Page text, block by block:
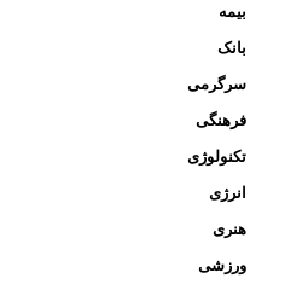
بیمه
بانک
سرگرمی
فرهنگی
تکنولوژی
انرژی
هنری
ورزشی